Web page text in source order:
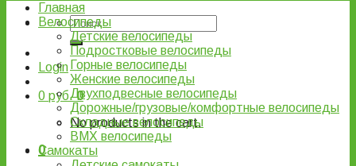
Login
0 руб. 0
No products in the cart.
0
Главная
Велосипеды
Детские велосипеды
Подростковые велосипеды
Горные велосипеды
Женские велосипеды
Двухподвесные велосипеды
Дорожные/грузовые/комфортные велосипеды
Складные велосипеды
BMX велосипеды
Самокаты